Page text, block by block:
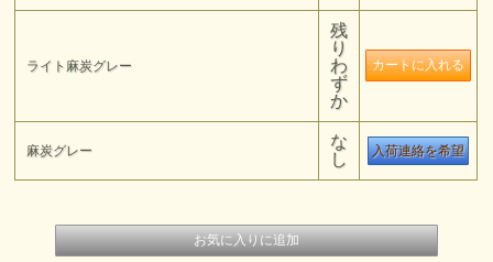
ライト麻炭グレー
残
り
わ
ず
か
麻炭グレー
な
し
入荷連絡を希望